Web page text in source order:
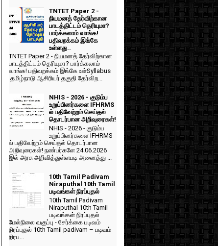
TNTET Paper 2 -
நியமனத் தேர்விற்கான
பாடத்திட்டம் தெரியுமா?
பார்க்கலாம் வாங்க!
பதிவறக்கம் இங்கே
உள்ளது..
TNTET Paper 2 - நியமனத் தேர்விற்கான
பாடத்திட்டம் தெரியுமா? பார்க்கலாம்
வாங்க! பதிவறக்கம் இங்கே உள்Syllabus
தமிழ்நாடு ஆசிரியர் தகுதி தேர்விற...
NHIS - 2026 - குடும்ப
உறுப்பினர்களை IFHRMS
ல் பதிவேற்றம் செய்தல்
தொடர்பான அறிவுரைகள்!
NHIS - 2026 - குடும்ப
உறுப்பினர்களை IFHRMS
ல் பதிவேற்றம் செய்தல் தொடர்பான
அறிவுரைகள்! நண்பர்களே 24.06.2026
இல் அரசு அறிவித்துள்ளபடி அனைத்து ...
10th Tamil Padivam
Niraputhal 10th Tamil
படிவங்கள் நிரப்புதல்
10th Tamil Padivam
Niraputhal 10th Tamil
படிவங்கள் நிரப்புதல்
மேல்நிலை வகுப்பு - சேர்க்கை படிவம்
நிரப்புதல் 10th Tamil padivam – படிவம்
நிரப...